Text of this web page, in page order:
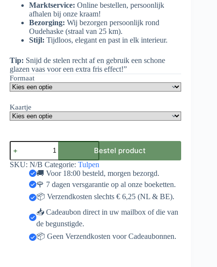
Marktservice: Online bestellen, persoonlijk
afhalen bij onze kraam!
Bezorging: Wij bezorgen persoonlijk rond
Oudehaske (straal van 25 km).
Stijl: Tijdloos, elegant en past in elk interieur.
Tip: Snijd de stelen recht af en gebruik een schone
glazen vaas voor een extra fris effect!”
Formaat
Kaartje
Witte
Tulpen
aantal
Bestel product
SKU: N/B Categorie: Tulpen
🚚 Voor 18:00 besteld, morgen bezorgd.
🌹 7 dagen versgarantie op al onze boeketten.
📦 Verzendkosten slechts € 6,25 (NL & BE).
📥 Cadeaubon direct in uw mailbox of die van
de begunstigde.
📦 Geen Verzendkosten voor Cadeaubonnen.